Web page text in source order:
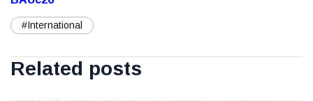
#International
Related posts